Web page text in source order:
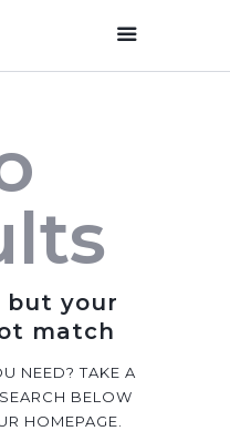
but your
match
NEED? TAKE A
BELOW
HOMEPAGE